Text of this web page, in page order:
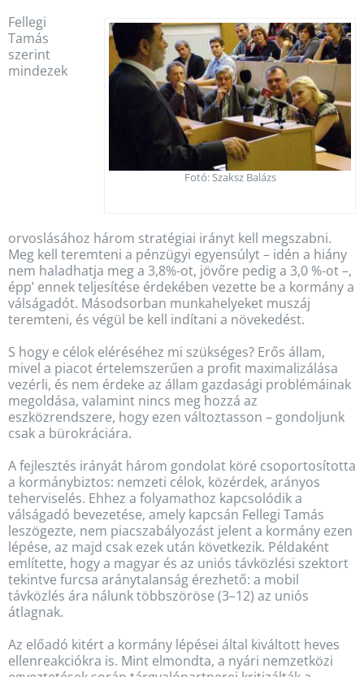
Fotó: Szaksz Balázs
Fellegi
Tamás
szerint
mindezek
orvoslásához három stratégiai irányt kell megszabni.
Meg kell teremteni a pénzügyi egyensúlyt – idén a hiány
nem haladhatja meg a 3,8%-ot, jövőre pedig a 3,0 %-ot –,
épp’ ennek teljesítése érdekében vezette be a kormány a
válságadót. Másodsorban munkahelyeket muszáj
teremteni, és végül be kell indítani a növekedést.
S hogy e célok eléréséhez mi szükséges? Erős állam,
mivel a piacot értelemszerűen a profit maximalizálása
vezérli, és nem érdeke az állam gazdasági problémáinak
megoldása, valamint nincs meg hozzá az
eszközrendszere, hogy ezen változtasson – gondoljunk
csak a bürokráciára.
A fejlesztés irányát három gondolat köré csoportosította
a kormánybiztos: nemzeti célok, közérdek, arányos
teherviselés. Ehhez a folyamathoz kapcsolódik a
válságadó bevezetése, amely kapcsán Fellegi Tamás
leszögezte, nem piacszabályozást jelent a kormány ezen
lépése, az majd csak ezek után következik. Példaként
említette, hogy a magyar és az uniós távközlési szektort
tekintve furcsa aránytalanság érezhető: a mobil
távközlés ára nálunk többszöröse (3–12) az uniós
átlagnak.
Az előadó kitért a kormány lépései által kiváltott heves
ellenreakciókra is. Mint elmondta, a nyári nemzetközi